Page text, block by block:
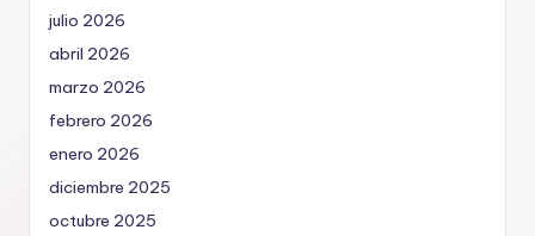
julio 2026
abril 2026
marzo 2026
febrero 2026
enero 2026
diciembre 2025
octubre 2025